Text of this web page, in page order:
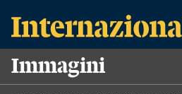
Immagini